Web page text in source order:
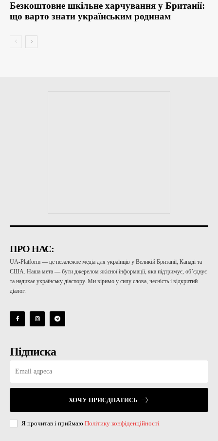
Безкоштовне шкільне харчування у Британії:
що варто знати українським родинам
ПРО НАС:
UA-Platform — це незалежне медіа для українців у Великій Британії, Канаді та
США. Наша мета — бути джерелом якісної інформації, яка підтримує, об’єднує
та надихає українську діаспору. Ми віримо у силу слова, чесність і відкритий
діалог.
Підписка
ХОЧУ ПРИЄДНАТИСЬ
Я прочитав і приймаю Політику конфіденційності